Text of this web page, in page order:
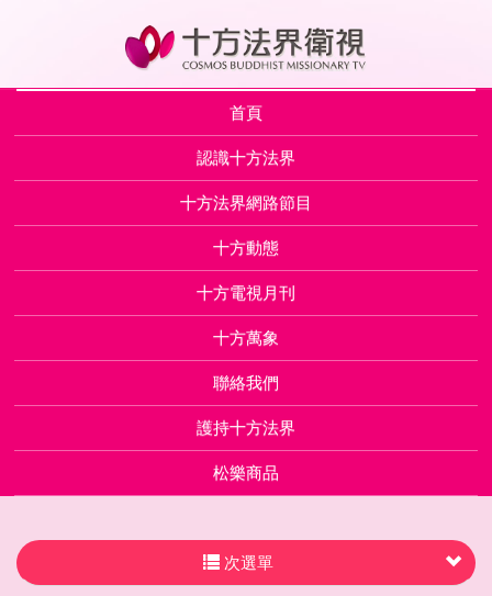
首頁
認識十方法界
十方法界網路節目
十方動態
十方電視月刊
十方萬象
聯絡我們
護持十方法界
松樂商品
次選單